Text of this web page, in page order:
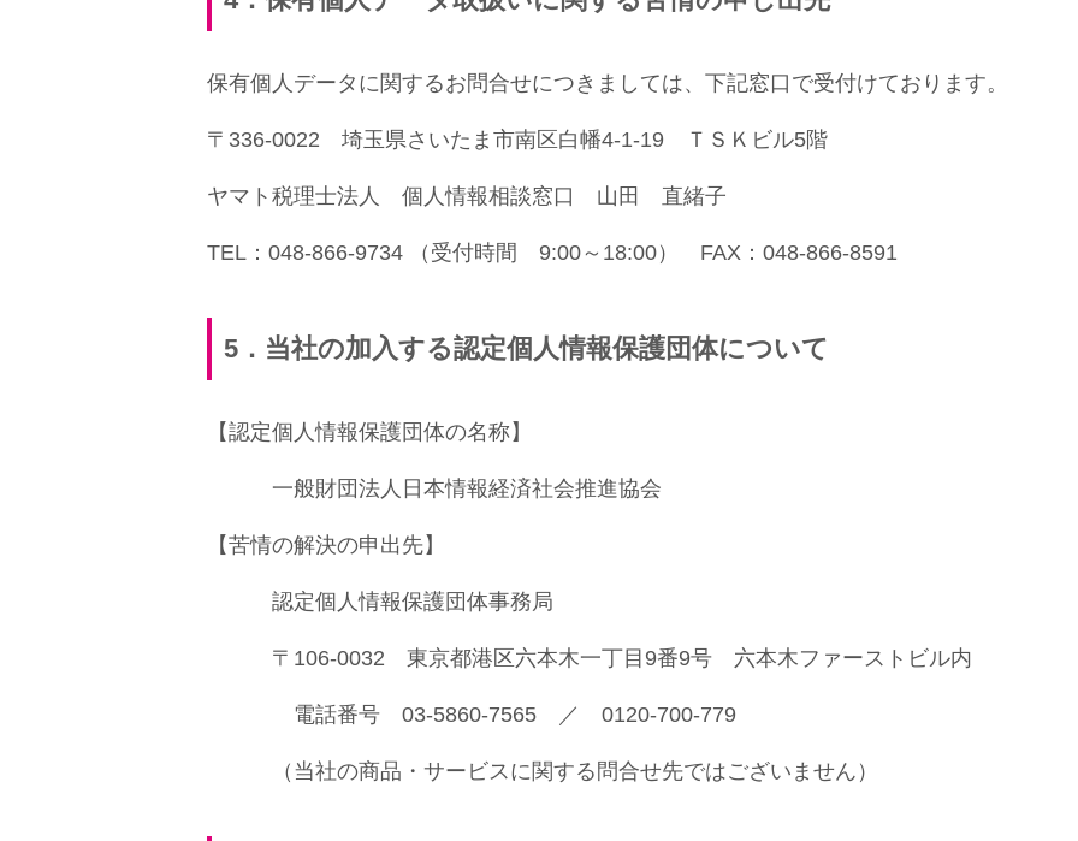
保有個人データに関するお問合せにつきましては、下記窓口で受付けております。
〒336-0022 埼玉県さいたま市南区白幡4-1-19 ＴＳＫビル5階
ヤマト税理士法人 個人情報相談窓口 山田 直緒子
TEL：048-866-9734 （受付時間 9:00～18:00） FAX：048-866-8591
5 ．当社の加入する認定個人情報保護団体について
【認定個人情報保護団体の名称】
一般財団法人日本情報経済社会推進協会
【苦情の解決の申出先】
認定個人情報保護団体事務局
〒106-0032 東京都港区六本木一丁目9番9号 六本木ファーストビル内
電話番号 03-5860-7565 ／ 0120-700-779
（当社の商品・サービスに関する問合せ先ではございません）